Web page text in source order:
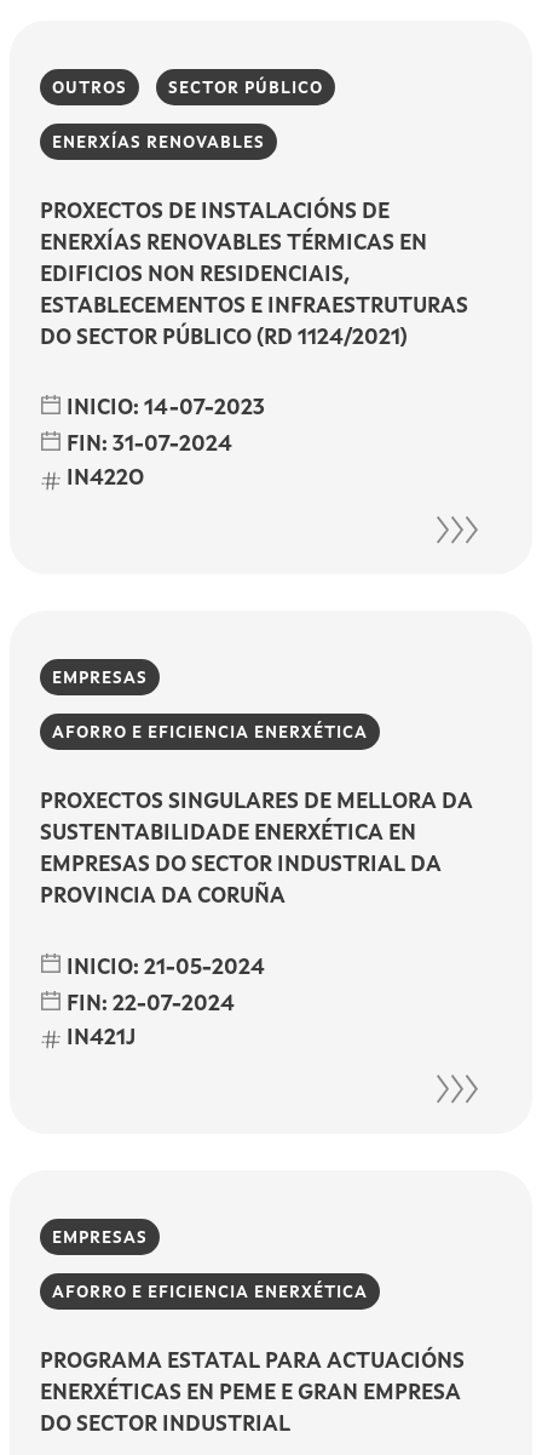
OUTROS SECTOR PÚBLICO
ENERXÍAS RENOVABLES
PROXECTOS DE INSTALACIÓNS DE
ENERXÍAS RENOVABLES TÉRMICAS EN
EDIFICIOS NON RESIDENCIAIS,
ESTABLECEMENTOS E INFRAESTRUTURAS
DO SECTOR PÚBLICO (RD 1124/2021)
INICIO: 14-07-2023
FIN: 31-07-2024
IN422O
EMPRESAS
AFORRO E EFICIENCIA ENERXÉTICA
PROXECTOS SINGULARES DE MELLORA DA
SUSTENTABILIDADE ENERXÉTICA EN
EMPRESAS DO SECTOR INDUSTRIAL DA
PROVINCIA DA CORUÑA
INICIO: 21-05-2024
FIN: 22-07-2024
IN421J
EMPRESAS
AFORRO E EFICIENCIA ENERXÉTICA
PROGRAMA ESTATAL PARA ACTUACIÓNS
ENERXÉTICAS EN PEME E GRAN EMPRESA
DO SECTOR INDUSTRIAL